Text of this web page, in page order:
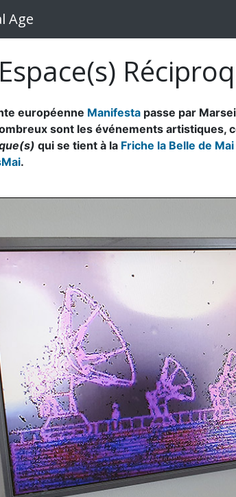
Age
européenne Manifesta passe par
sont les événements artistiques,
qui se tient à la Friche la Belle de Mai
.